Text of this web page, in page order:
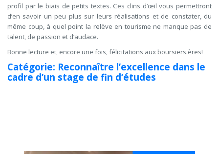
profil par le biais de petits textes. Ces clins d’œil vous permettront
d’en savoir un peu plus sur leurs réalisations et de constater, du
même coup, à quel point la relève en tourisme ne manque pas de
talent, de passion et d’audace.
Bonne lecture et, encore une fois, félicitations aux boursiers.ères!
Catégorie: Reconnaître l’excellence dans le
cadre d’un stage de fin d’études